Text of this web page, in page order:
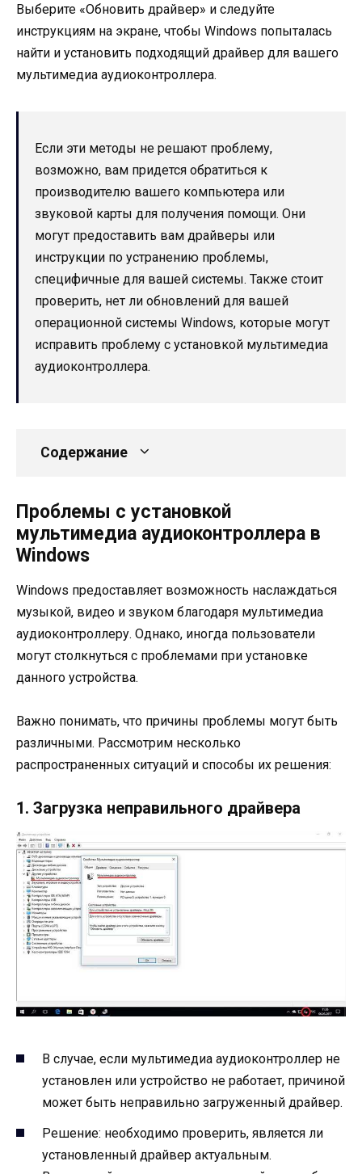
Выберите «Обновить драйвер» и следуйте
инструкциям на экране, чтобы Windows попыталась
найти и установить подходящий драйвер для вашего
мультимедиа аудиоконтроллера.
Если эти методы не решают проблему,
возможно, вам придется обратиться к
производителю вашего компьютера или
звуковой карты для получения помощи. Они
могут предоставить вам драйверы или
инструкции по устранению проблемы,
специфичные для вашей системы. Также стоит
проверить, нет ли обновлений для вашей
операционной системы Windows, которые могут
исправить проблему с установкой мультимедиа
аудиоконтроллера.
Содержание
Проблемы с установкой
мультимедиа аудиоконтроллера в
Windows
Windows предоставляет возможность наслаждаться
музыкой, видео и звуком благодаря мультимедиа
аудиоконтроллеру. Однако, иногда пользователи
могут столкнуться с проблемами при установке
данного устройства.
Важно понимать, что причины проблемы могут быть
различными. Рассмотрим несколько
распространенных ситуаций и способы их решения:
1. Загрузка неправильного драйвера
В случае, если мультимедиа аудиоконтроллер не
установлен или устройство не работает, причиной
может быть неправильно загруженный драйвер.
Решение: необходимо проверить, является ли
установленный драйвер актуальным.